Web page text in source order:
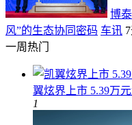
博
风”的生态协同密码 车讯
一周热门
翼炫界上市 5.39万
1